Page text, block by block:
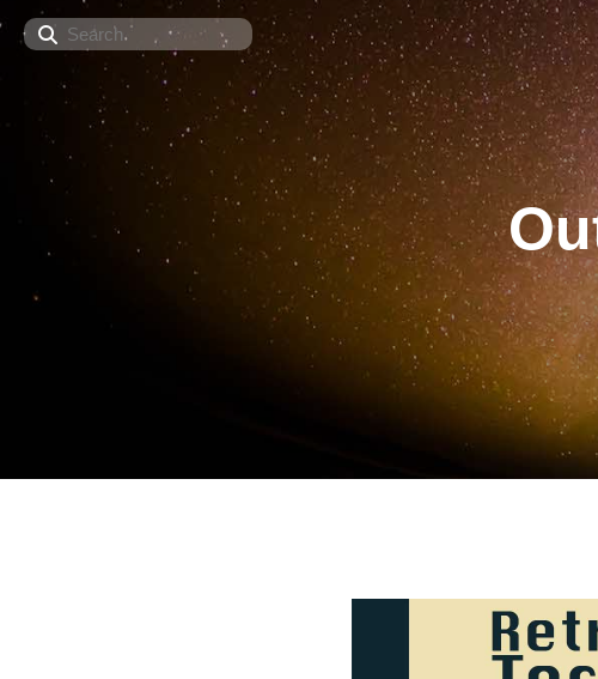
Search